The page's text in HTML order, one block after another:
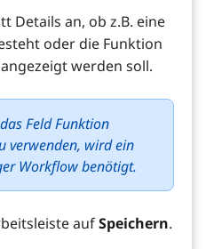
Details an, ob z.B. eine
oder die Funktion
werden soll.
Feld Funktion
verwenden, wird ein
Workflow benötigt.
aufSpeichern.